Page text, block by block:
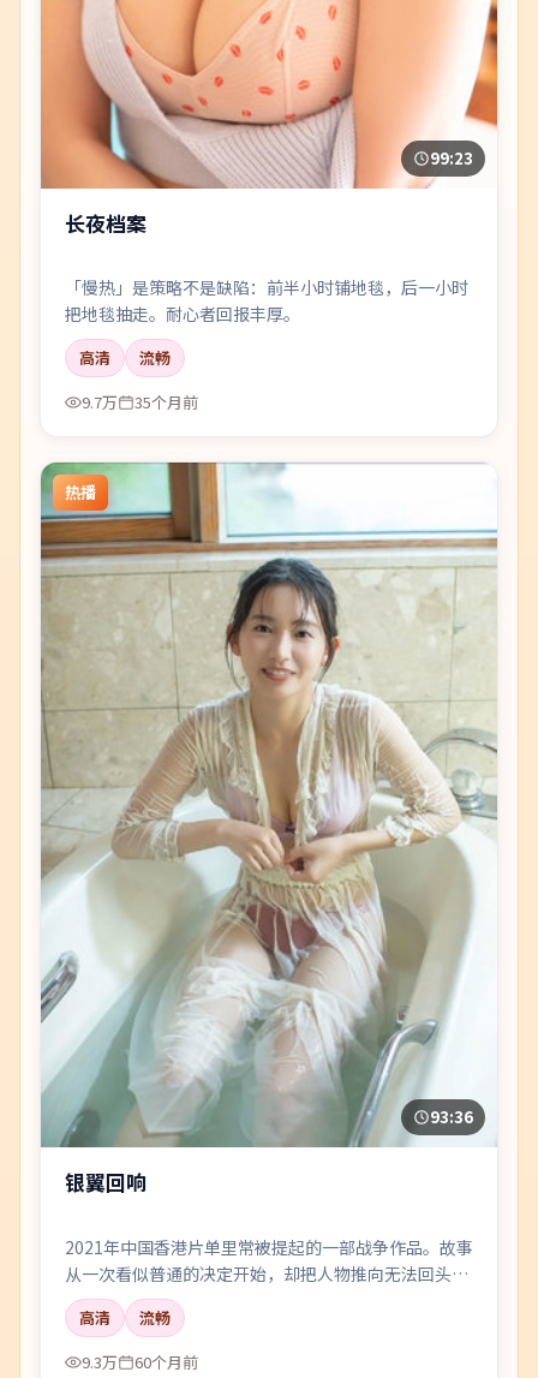
99:23
长夜档案
「慢热」是策略不是缺陷：前半小时铺地毯，后一小时
把地毯抽走。耐心者回报丰厚。
高清
流畅
9.7万
35个月前
热播
93:36
银翼回响
2021年中国香港片单里常被提起的一部战争作品。故事
从一次看似普通的决定开始，却把人物推向无法回头的
岔路；剪辑利落，情绪像潮水一样有涨有落。
高清
流畅
9.3万
60个月前